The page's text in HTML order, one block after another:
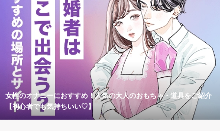
女性のオナニーにおすすめ！人気の大人のおもちゃ・道具をご紹介
【初心者でも気持ちいい♡】